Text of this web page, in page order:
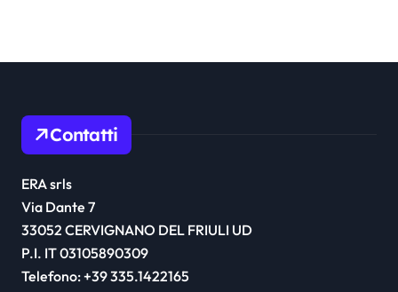
Contatti
ERA srls
Via Dante 7
33052 CERVIGNANO DEL FRIULI UD
P.I. IT 03105890309
Telefono: +39 335.1422165